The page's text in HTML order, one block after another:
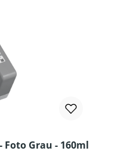
Foto Grau - 160ml